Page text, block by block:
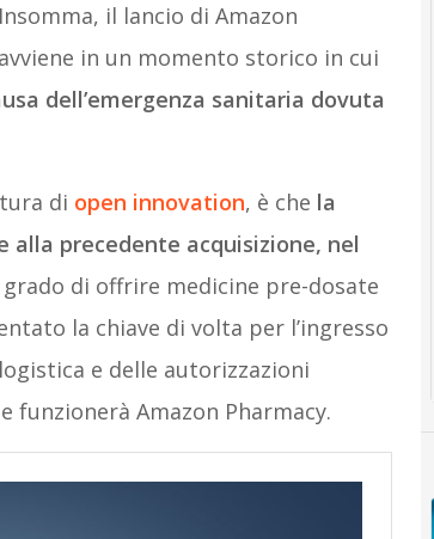
il lancio di Amazon
in un momento storico in cui
dell’emergenza sanitaria dovuta
di open innovation, è che la
alla precedente acquisizione, nel
di offrire medicine pre-dosate
la chiave di volta per l’ingresso
e delle autorizzazioni
funzionerà Amazon Pharmacy.